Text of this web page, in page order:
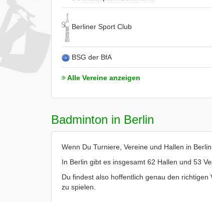
Berliner Sport Club
BSG der BfA
Alle Vereine anzeigen
Badminton in Berlin
Wenn Du Turniere, Vereine und Hallen in
In Berlin gibt es insgesamt 62 Hallen und 53
Du findest also hoffentlich genau den
zu spielen.